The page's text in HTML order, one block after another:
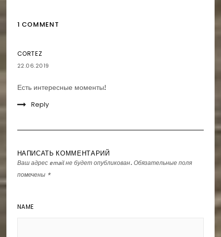
1 COMMENT
CORTEZ
22.06.2019
Есть интересные моменты!
Reply
НАПИСАТЬ КОММЕНТАРИЙ
Ваш адрес email не будет опубликован. Обязательные поля
помечены *
NAME